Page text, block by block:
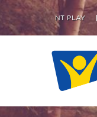
NT PLAY